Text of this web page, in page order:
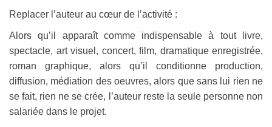
Replacer l’auteur au cœur de l’activité :
Alors qu’il apparaît comme indispensable à tout livre,
spectacle, art visuel, concert, film, dramatique enregistrée,
roman graphique, alors qu’il conditionne production,
diffusion, médiation des oeuvres, alors que sans lui rien ne
se fait, rien ne se crée, l’auteur reste la seule personne non
salariée dans le projet.